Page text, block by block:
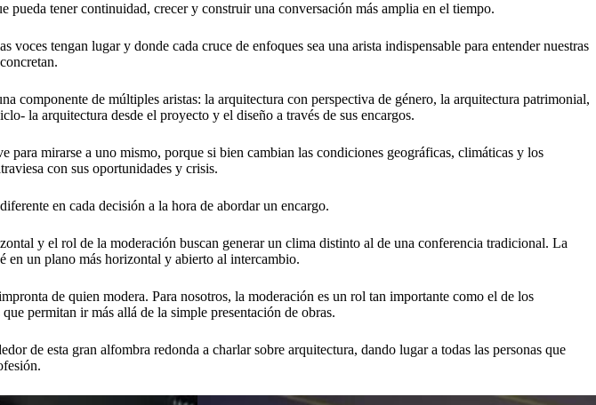
tener continuidad, crecer y construir una conversación más amplia en el tiempo.
tengan lugar y donde cada cruce de enfoques sea una arista indispensable para entender nuestras
de múltiples aristas: la arquitectura con perspectiva de género, la arquitectura patrimonial,
la arquitectura desde el proyecto y el diseño a través de sus encargos.
mirarse a uno mismo, porque si bien cambian las condiciones geográficas, climáticas y los
con sus oportunidades y crisis.
en cada decisión a la hora de abordar un encargo.
y el rol de la moderación buscan generar un clima distinto al de una conferencia tradicional. La
en un plano más horizontal y abierto al intercambio.
de quien modera. Para nosotros, la moderación es un rol tan importante como el de los
permitan ir más allá de la simple presentación de obras.
de esta gran alfombra redonda a charlar sobre arquitectura, dando lugar a todas las personas que